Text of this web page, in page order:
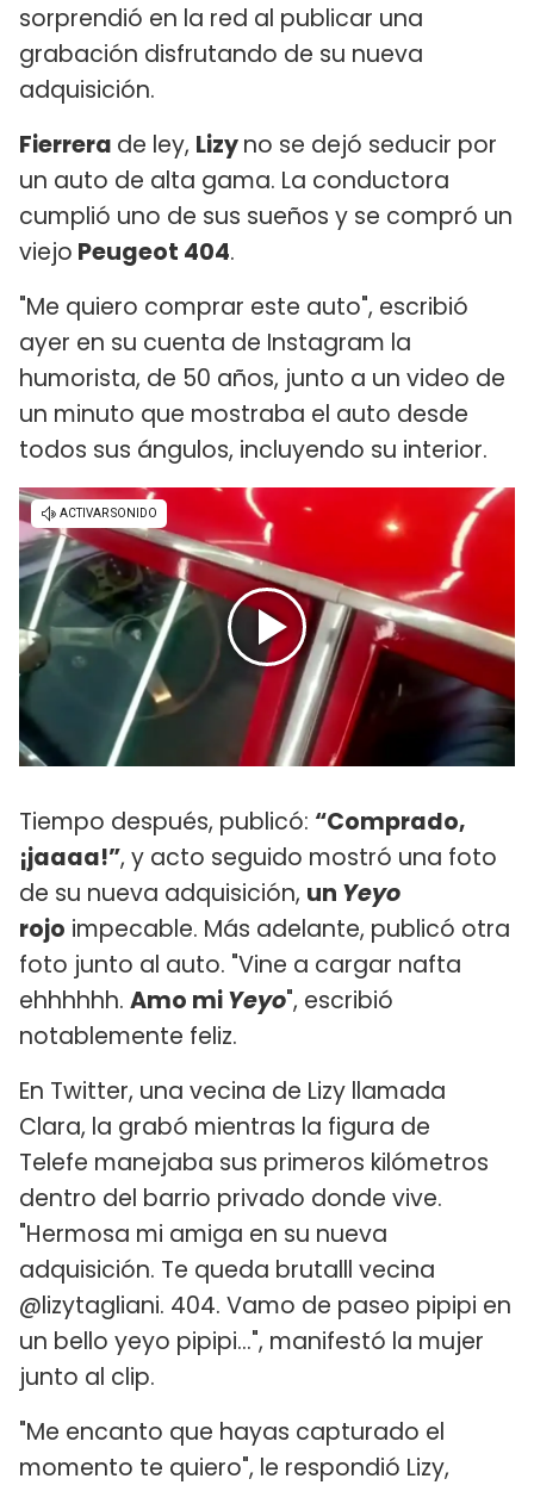
sorprendió en la red al publicar una
grabación disfrutando de su nueva
adquisición.
Fierrera de ley, Lizyno se dejó seducir por
un auto de alta gama. La conductora
cumplió uno de sus sueños y se compró un
viejo Peugeot 404.
"Me quiero comprar este auto", escribió
ayer en su cuenta de Instagram la
humorista, de 50 años, junto a un video de
un minuto que mostraba el auto desde
todos sus ángulos, incluyendo su interior.
Tiempo después, publicó: “Comprado,
¡jaaaa!”, y acto seguido mostró una foto
de su nueva adquisición, un Yeyo
rojo impecable. Más adelante, publicó otra
foto junto al auto. "Vine a cargar nafta
ehhhhhh. Amo miYeyo", escribió
notablemente feliz.
En Twitter, una vecina de Lizy llamada
Clara, la grabó mientras la figura de
Telefe manejaba sus primeros kilómetros
dentro del barrio privado donde vive.
"Hermosa mi amiga en su nueva
adquisición. Te queda brutalll vecina
@lizytagliani. 404. Vamo de paseo pipipi en
un bello yeyo pipipi...", manifestó la mujer
junto al clip.
"Me encanto que hayas capturado el
momento te quiero", le respondió Lizy,